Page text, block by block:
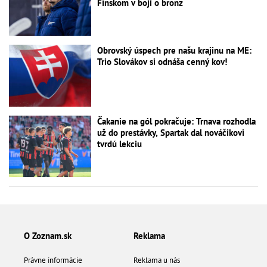
Fínskom v boji o bronz
Obrovský úspech pre našu krajinu na ME:
Trio Slovákov si odnáša cenný kov!
Čakanie na gól pokračuje: Trnava rozhodla
už do prestávky, Spartak dal nováčikovi
tvrdú lekciu
O Zoznam.sk
Právne informácie
Reklama
Reklama u nás